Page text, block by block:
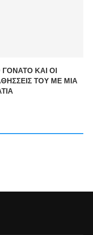
ΓΟΝΑΤΟ ΚΑΙ ΟΙ
ΤΟΥ ΜΕ ΜΙΑ